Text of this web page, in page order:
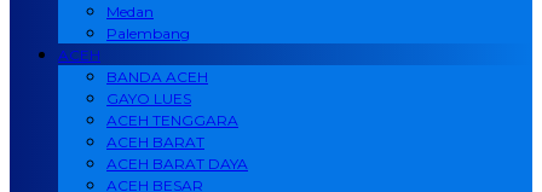
Medan
Palembang
ACEH
BANDA ACEH
GAYO LUES
ACEH TENGGARA
ACEH BARAT
ACEH BARAT DAYA
ACEH BESAR